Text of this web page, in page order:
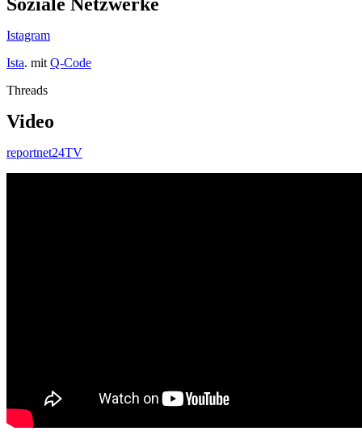
Istagram
Ista. mit Q-Code
Threads
Video
reportnet24TV